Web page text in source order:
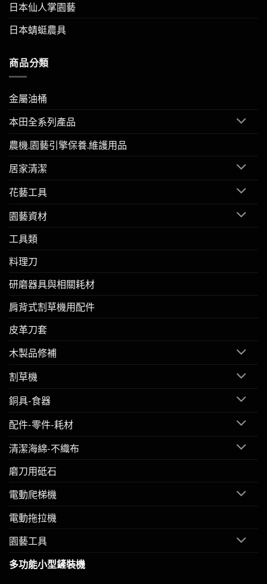
日本仙人掌園藝
日本蜻蜓農具
商品分類
金屬油桶
本田全系列產品
農機.園藝引擎保養.維護用品
居家清潔
花藝工具
園藝資材
工具類
料理刀
研磨器具與相關耗材
肩背式割草機用配件
皮革刀套
木製品修補
割草機
銅具-食器
配件-零件-耗材
清潔海綿-不織布
磨刀用砥石
電動爬梯機
電動拖拉機
園藝工具
多功能小型鏟裝機